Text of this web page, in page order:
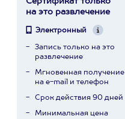
на это развлечение
Электронный
Запись только на это
развлечение
Мгновенная получение
на e-mail и телефон
Срок действия 90 дней
Минимальная цена